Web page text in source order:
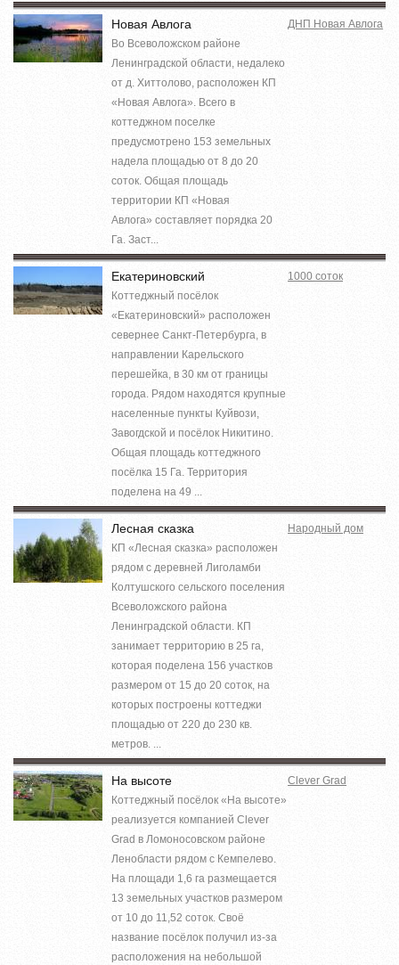
Новая Авлога
Во Всеволожском районе
Ленинградской области, недалеко
от д. Хиттолово, расположен КП
«Новая Авлога». Всего в
коттеджном поселке
предусмотрено 153 земельных
надела площадью от 8 до 20
соток. Общая площадь
территории КП «Новая
Авлога» составляет порядка 20
Га. Заст...
ДНП Новая Авлога
Екатериновский
Коттеджный посёлок
«Екатериновский» расположен
севернее Санкт-Петербурга, в
направлении Карельского
перешейка, в 30 км от границы
города. Рядом находятся крупные
населенные пункты Куйвози,
Завогдской и посёлок Никитино.
Общая площадь коттеджного
посёлка 15 Га. Территория
поделена на 49 ...
1000 соток
Лесная сказка
КП «Лесная сказка» расположен
рядом с деревней Лиголамби
Колтушского сельского поселения
Всеволожского района
Ленинградской области. КП
занимает территорию в 25 га,
которая поделена 156 участков
размером от 15 до 20 соток, на
которых построены коттеджи
площадью от 220 до 230 кв.
метров. ...
Народный дом
На высоте
Коттеджный посёлок «На высоте»
реализуется компанией Clever
Grad в Ломоносовском районе
Ленобласти рядом с Кемпелево.
На площади 1,6 га размещается
13 земельных участков размером
от 10 до 11,52 соток. Своё
название посёлок получил из-за
расположения на небольшой
Clever Grad